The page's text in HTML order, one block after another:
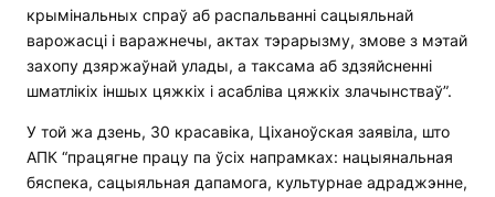
крымінальных спраў аб распальванні сацыяльнай
варожасці і варажнечы, актах тэрарызму, змове з мэтай
захопу дзяржаўнай улады, а таксама аб здзяйсненні
шматлікіх іншых цяжкіх і асабліва цяжкіх злачынстваў”.
У той жа дзень, 30 красавіка, Ціханоўская заявіла, што
АПК “працягне працу па ўсіх напрамках: нацыянальная
бяспека, сацыяльная дапамога, культурнае адраджэнне,